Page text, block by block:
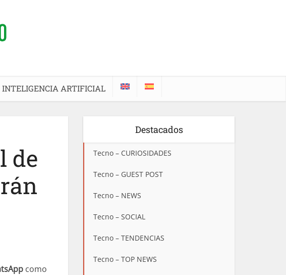
INTELIGENCIA ARTIFICIAL
de
como
Destacados
Tecno – CURIOSIDADES
Tecno – GUEST POST
Tecno – NEWS
Tecno – SOCIAL
Tecno – TENDENCIAS
Tecno – TOP NEWS